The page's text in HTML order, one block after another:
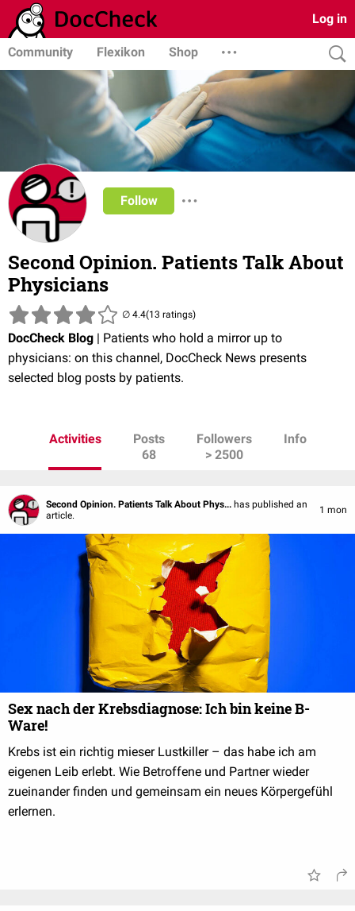
Log in
Community Flexikon Shop
Follow
Second Opinion. Patients Talk About
Physicians
(13 ratings)
DocCheck Blog | Patients who hold a mirror up to
physicians: on this channel, DocCheck News presents
selected blog posts by patients.
Activities
Posts
68
Followers
> 2500
Info
Second Opinion. Patients Talk About Phys... has published an
article.
1 mon
Sex nach der Krebsdiagnose: Ich bin keine B-
Ware!
Krebs ist ein richtig mieser Lustkiller – das habe ich am
eigenen Leib erlebt. Wie Betroffene und Partner wieder
zueinander finden und gemeinsam ein neues Körpergefühl
erlernen.